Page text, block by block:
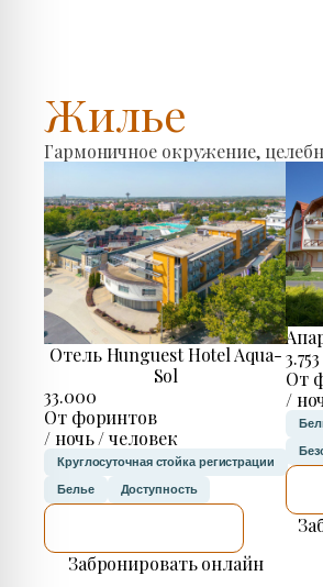
Жилье
Гармоничное окружение,
Отель Hunguest Hotel Aqua-
Sol
33.000
От форинтов
/ ночь / человек
Круглосуточная стойка регистрации
Белье Доступность
Забронировать онлайн
3.753
От
/